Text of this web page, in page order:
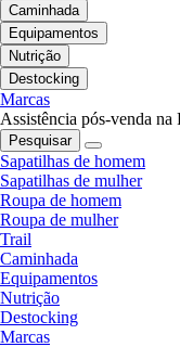
Caminhada
Equipamentos
Nutrição
Destocking
Marcas
Assistência pós-venda na
Pesquisar
Sapatilhas de homem
Sapatilhas de mulher
Roupa de homem
Roupa de mulher
Trail
Caminhada
Equipamentos
Nutrição
Destocking
Marcas